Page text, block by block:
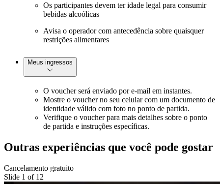
Os participantes devem ter idade legal para consumir
bebidas alcoólicas
Avisa o operador com antecedência sobre quaisquer
restrições alimentares
Meus ingressos
O voucher será enviado por e-mail em instantes.
Mostre o voucher no seu celular com um documento de
identidade válido com foto no ponto de partida.
Verifique o voucher para mais detalhes sobre o ponto
de partida e instruções específicas.
Outras experiências que você pode gostar
Cancelamento gratuito
Slide 1 of 12